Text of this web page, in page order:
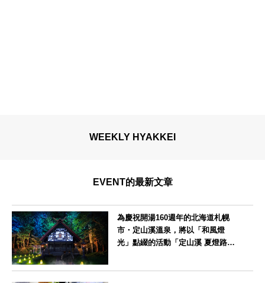
WEEKLY HYAKKEI
EVENT的最新文章
為慶祝開湯160週年的北海道札幌
市・定山溪溫泉，將以「和風燈
光」點綴的活動「定山溪 夏燈路